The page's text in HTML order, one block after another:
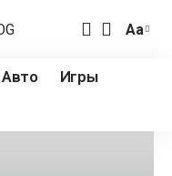
Аа
Авто
Игры